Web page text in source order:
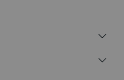
och